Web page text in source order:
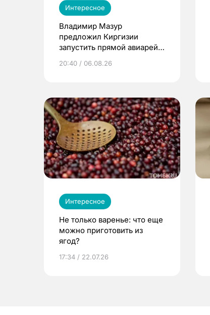
Интересное
Владимир Мазур
предложил Киргизии
запустить прямой авиарейс
20:40 / 06.08.26
Интересное
Не только варенье: что еще
можно приготовить из
ягод?
17:34 / 22.07.26